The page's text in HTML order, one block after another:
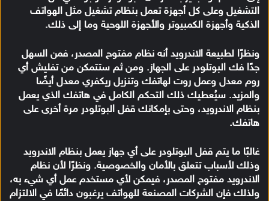
التشغيل وعلى كل أجهزة تعمل بنظام تشغيل مثل الهواتف
الذكية وأجهزة الكمبيوتر والأجهزة اللوحية وما إلى ذلك.
ونظرًا لطبيعة الاندرويد أنه نظام مفتوح المصدر، فمن السهل
جدًا فك البوتلودر على الجهاز. ومن ثم ستتمكن من تفليش أي
روم معدل وعمل روت لهاتفك وتنزيل ريكفري معدل أيضًا
والمزيد. سيُعطيك ذلك التحكم الكامل في هاتفك الذي يعمل
بنظام الاندرويد، وحتى بإمكانك قفل البوتلودر مرة أخرى على
هاتفك.
غالبًا ما يتم قفل البوتلودر على أي جهاز يعمل بنظام الاندرويد
وذلك لأسباب تتعلق بالأمان والخصوصية. ونظرًا لأن نظام
الاندرويد مفتوح المصدر، فيمكن لأي مستخدم عمل أي شيء به،
ولذلك فإن الشركات المصنعة للهواتف يرغبون دائمًا في الالتزام